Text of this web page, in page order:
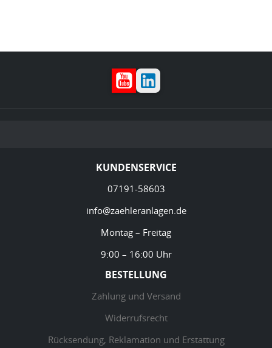
YouTube
KUNDENSERVICE
07191-58603
info@zaehleranlagen.de
Montag – Freitag
9:00 – 16:00 Uhr
BESTELLUNG
Zahlung und Versand
Widerrufsrecht
Rücksendung, Reklamation und Erstattung